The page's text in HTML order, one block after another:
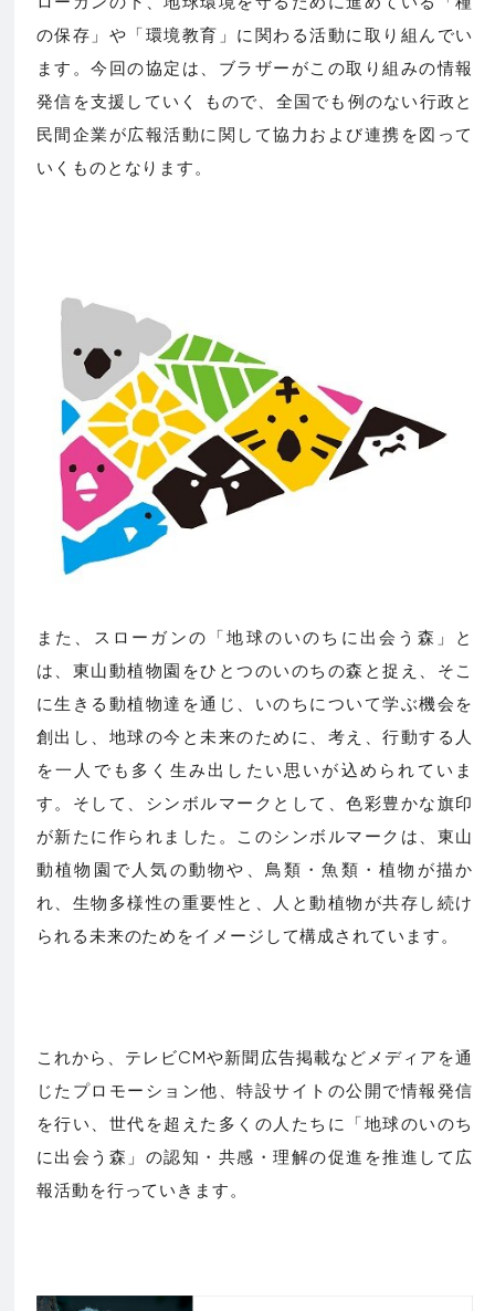
の保存」や「環境教育」に関わる活動に取り組んでい
ます。今回の協定は、ブラザーがこの取り組みの情報
発信を支援していく もので、全国でも例のない行政と
民間企業が広報活動に関して協力および連携を図って
いくものとなります。
また、スローガンの「地球のいのちに出会う森」と
は、東山動植物園をひとつのいのちの森と捉え、そこ
に生きる動植物達を通じ、いのちについて学ぶ機会を
創出し、地球の今と未来のために、考え、行動する人
を一人でも多く生み出したい思いが込められていま
す。そして、シンボルマークとして、色彩豊かな旗印
が新たに作られました。このシンボルマークは、東山
動植物園で人気の動物や、鳥類・魚類・植物が描か
れ、生物多様性の重要性と、人と動植物が共存し続け
られる未来のためをイメージして構成されています。
これから、テレビCMや新聞広告掲載などメディアを通
じたプロモーション他、特設サイトの公開で情報発信
を行い、世代を超えた多くの人たちに「地球のいのち
に出会う森」の認知・共感・理解の促進を推進して広
報活動を行っていきます。